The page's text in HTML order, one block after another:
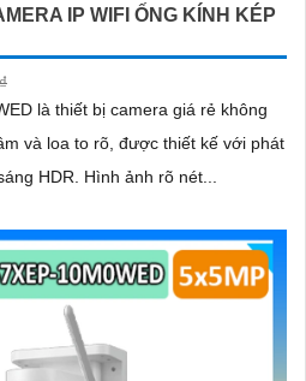
IP WIFI ỐNG KÍNH KÉP
là thiết bị camera giá rẻ không
và loa to rõ, được thiết kế với phát
hiện người và chống ngược sáng HDR. Hình ảnh rõ nét...